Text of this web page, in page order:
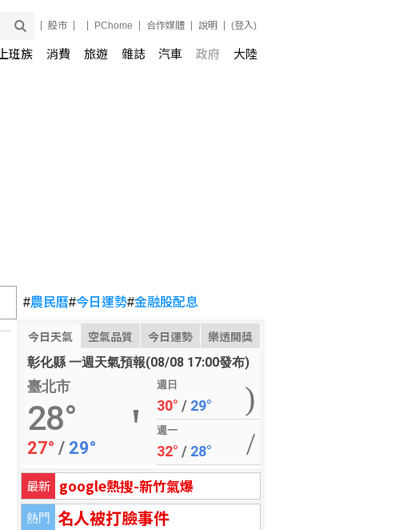
股市 PChome 合作媒體 說明 (登入)
上班族 消費 旅遊 雜誌 汽車 政府 大陸
#農民曆#今日運勢#金融股配息
今日天氣 空氣品質 今日運勢 樂透開獎
彰化縣 一週天氣預報(08/08 17:00發布)
臺北市
28°
27° / 29°
週日
30° / 29°
週一
32° / 28°
最新 google熱搜-新竹氣爆
熱門 名人被打臉事件